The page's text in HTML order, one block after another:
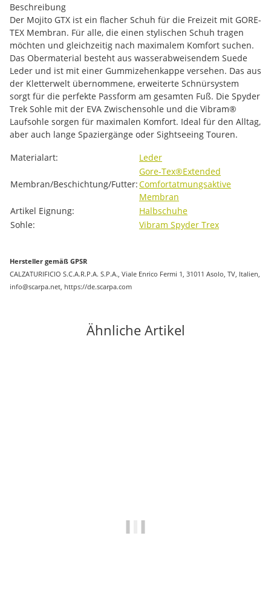
Beschreibung
Der Mojito GTX ist ein flacher Schuh für die Freizeit mit GORE-
TEX Membran. Für alle, die einen stylischen Schuh tragen
möchten und gleichzeitig nach maximalem Komfort suchen.
Das Obermaterial besteht aus wasserabweisendem Suede
Leder und ist mit einer Gummizehenkappe versehen. Das aus
der Kletterwelt übernommene, erweiterte Schnürsystem
sorgt für die perfekte Passform am gesamten Fuß. Die Spyder
Trek Sohle mit der EVA Zwischensohle und die Vibram®
Laufsohle sorgen für maximalen Komfort. Ideal für den Alltag,
aber auch lange Spaziergänge oder Sightseeing Touren.
Produkteigenschaft
Wert
Materialart: Leder
Membran/Beschichtung/Futter:
Gore-Tex®Extended
Comfortatmungsaktive
Membran
Artikel Eignung:
Halbschuhe
Sohle:
Vibram Spyder Trex
Hersteller gemäß GPSR
CALZATURIFICIO S.C.A.R.P.A. S.P.A., Viale Enrico Fermi 1, 31011 Asolo, TV, Italien,
info@scarpa.net, https://de.scarpa.com
Ähnliche Artikel